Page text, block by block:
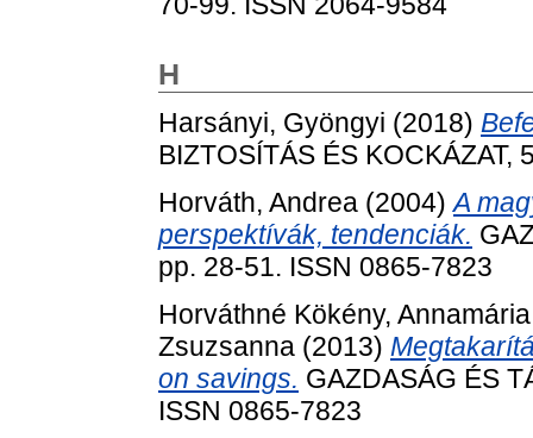
H
Harsányi, Gyöngyi (2018)
BIZTOSÍTÁS ÉS
Horváth, Andrea (2004)A
perspektívák, tendenciák.
pp. 28-51. ISSN 0865-7823
Horváthné Kökény,
Zsuzsanna (2013)
on savings. GAZDASÁG ÉS
ISSN 0865-7823